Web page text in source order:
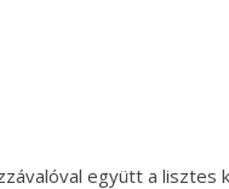
együtt a lisztes